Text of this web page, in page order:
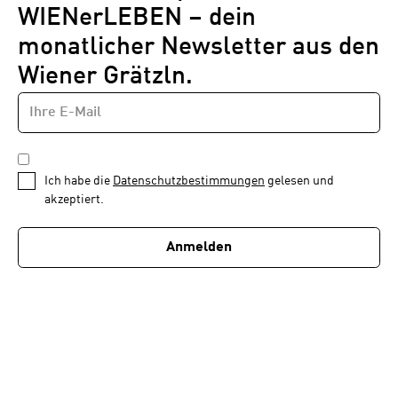
WIENerLEBEN – dein
monatlicher Newsletter aus den
Wiener Grätzln.
Newsletter
1
von
E-
MAIL-
ADRESSE
DATENSCHUTZBESTIMMUNGEN
*
Ich habe die Datenschutzbestimmungen gelesen und
akzeptiert.
Anmelden